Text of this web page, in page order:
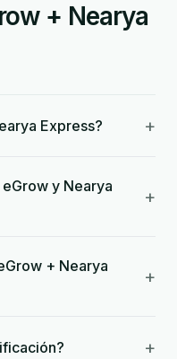
+ Nearya
Express? +
y Nearya
+
+ Nearya
+
+